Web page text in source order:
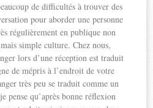
de difficultés à trouver des
pour aborder une personne
régulièrement en publique non
simple culture. Chez nous,
lors d’une réception est traduit
de mépris à l’endroit de votre
très peu se traduit comme un
pense qu’après bonne réflexion